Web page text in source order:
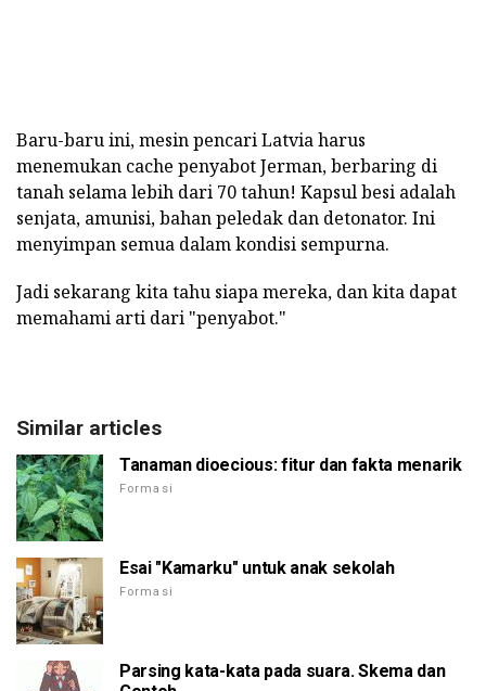
Baru-baru ini, mesin pencari Latvia harus
menemukan cache penyabot Jerman, berbaring di
tanah selama lebih dari 70 tahun! Kapsul besi adalah
senjata, amunisi, bahan peledak dan detonator. Ini
menyimpan semua dalam kondisi sempurna.
Jadi sekarang kita tahu siapa mereka, dan kita dapat
memahami arti dari "penyabot."
Similar articles
Tanaman dioecious: fitur dan fakta menarik
Formasi
Esai "Kamarku" untuk anak sekolah
Formasi
Parsing kata-kata pada suara. Skema dan